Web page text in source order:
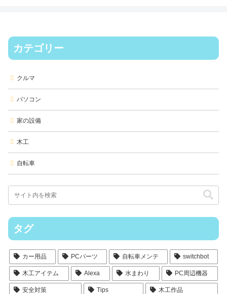
カテゴリー
クルマ
パソコン
家の設備
木工
自転車
タグ
カー用品 PCパーツ 自転車メンテ switchbot
木工アイテム Alexa 水まわり PC周辺機器
安全対策 Tips 木工作品